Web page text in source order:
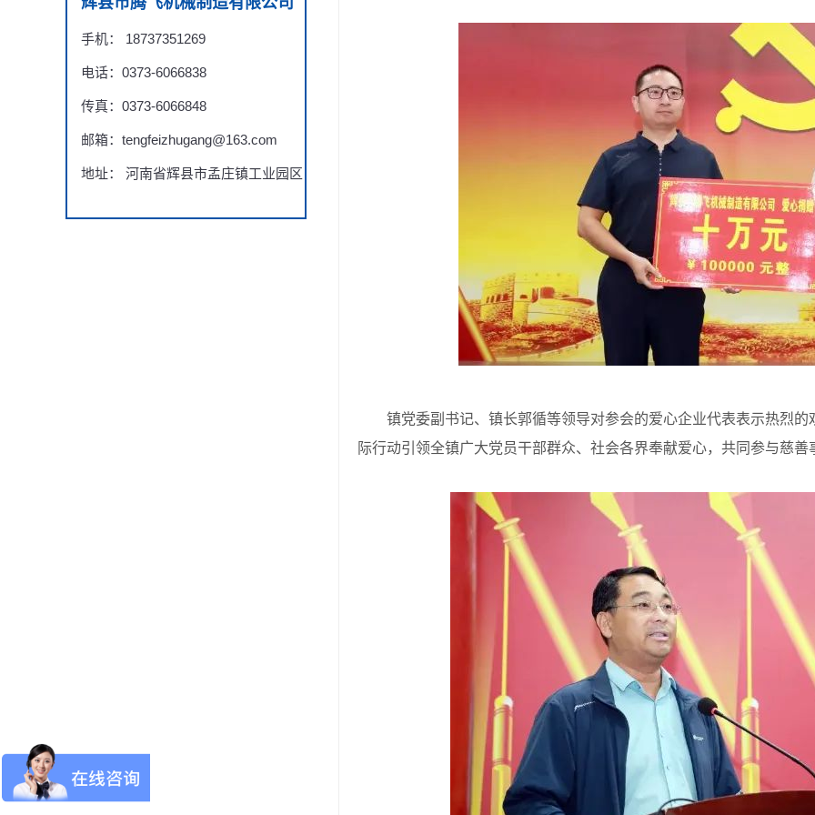
手机： 18737351269
电话：0373-6066838
传真：0373-6066848
邮箱：tengfeizhugang@163.com
地址： 河南省辉县市孟庄镇工业园区
镇党委副书记、镇长郭循等领导对参会的爱心企业代表表示热烈的
际行动引领全镇广大党员干部群众、社会各界奉献爱心，共同参与慈